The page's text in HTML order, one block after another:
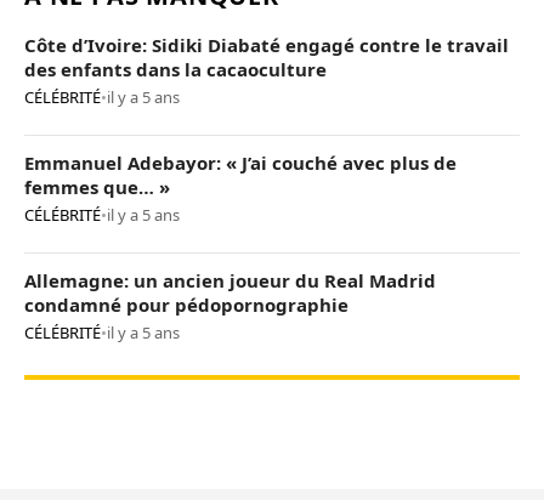
Côte d’Ivoire: Sidiki Diabaté engagé contre le travail
des enfants dans la cacaoculture
CÉLÉBRITÉ•il y a 5 ans
Emmanuel Adebayor: « J’ai couché avec plus de
femmes que… »
CÉLÉBRITÉ•il y a 5 ans
Allemagne: un ancien joueur du Real Madrid
condamné pour pédopornographie
CÉLÉBRITÉ•il y a 5 ans